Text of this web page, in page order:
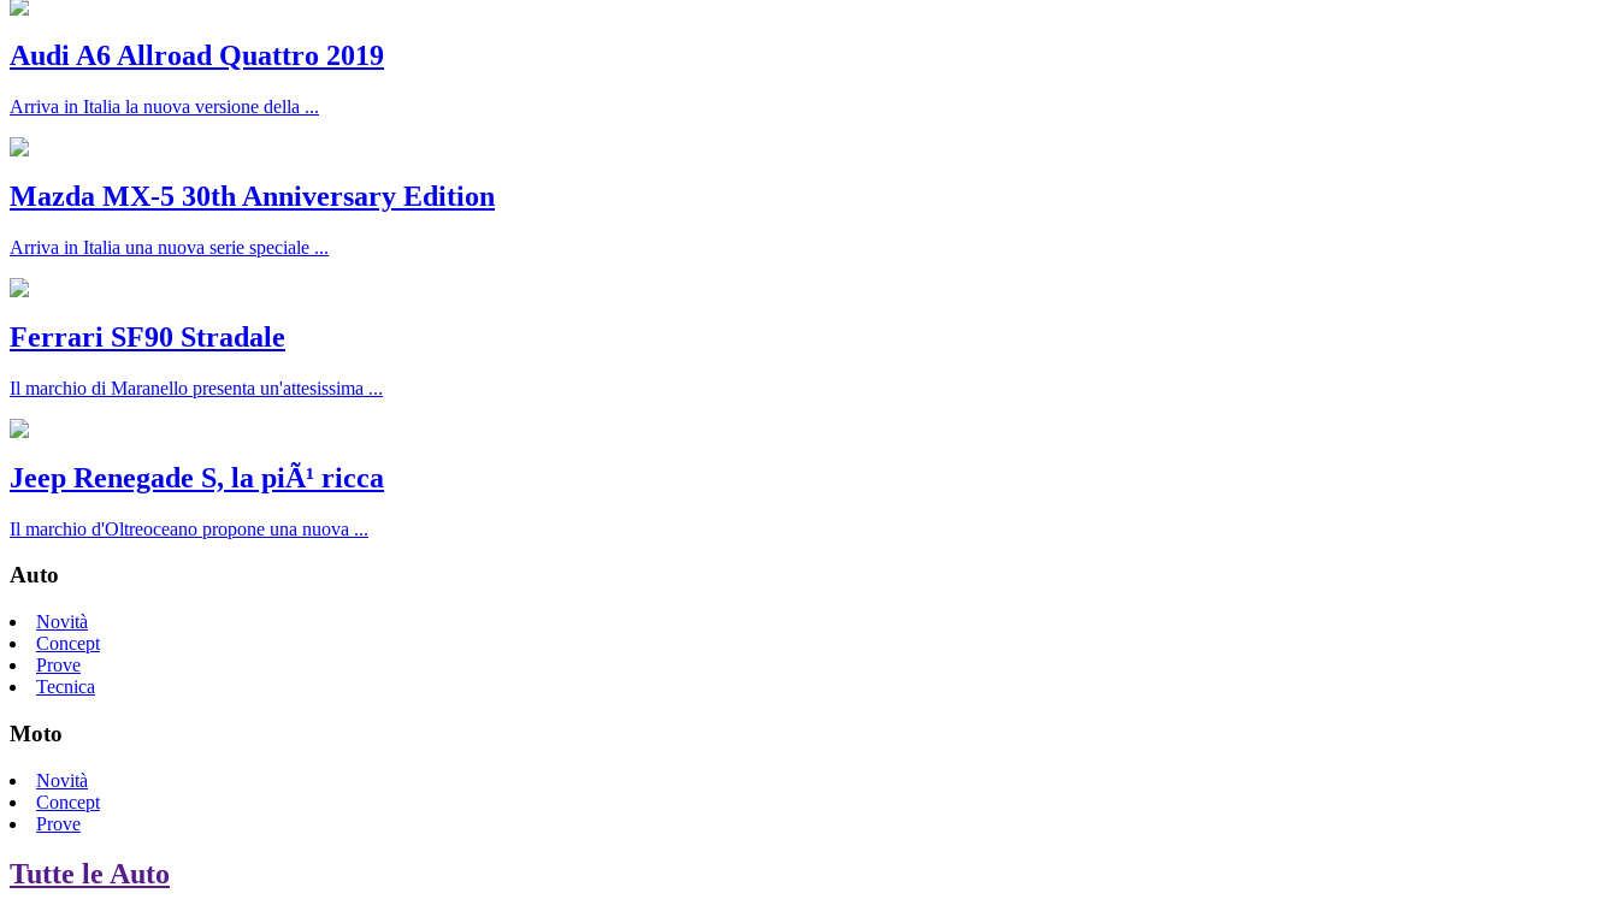
Audi A6 Allroad Quattro 2019
Arriva in Italia la nuova versione della ...
Mazda MX-5 30th Anniversary Edition
Arriva in Italia una nuova serie speciale ...
Ferrari SF90 Stradale
Il marchio di Maranello presenta un'attesissima ...
Jeep Renegade S, la piÃ¹ ricca
Il marchio d'Oltreoceano propone una nuova ...
Auto
Novità
Concept
Prove
Tecnica
Moto
Novità
Concept
Prove
Tutte le Auto